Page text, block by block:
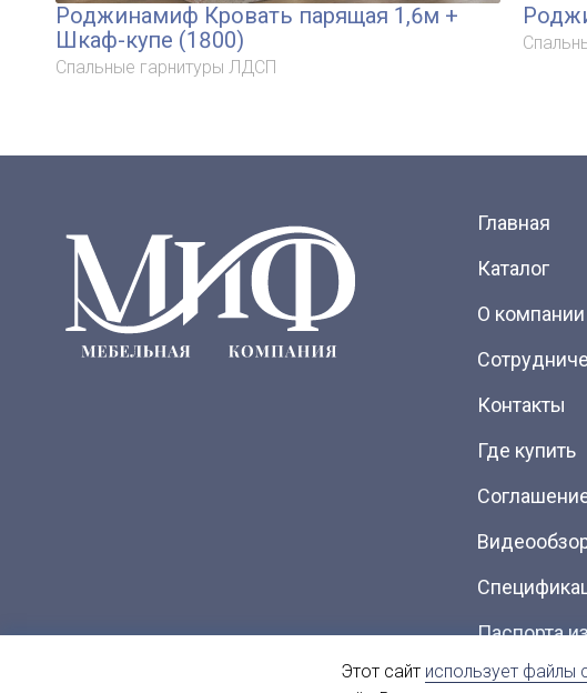
Роджинамиф Кровать парящая 1,6м +
Шкаф-купе (1800)
Спальные гарнитуры ЛДСП
Главная
Каталог
О компании
Контакты
Где купить
Паспорта
Каталоги
Этот сайт использует файлы